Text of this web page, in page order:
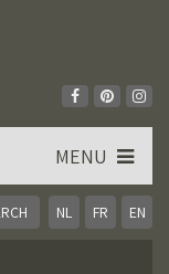
NL FR EN
MENU